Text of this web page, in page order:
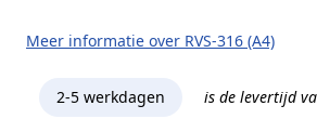
Meer informatie over RVS-316 (A4)
2-5 werkdagen is de levertijd